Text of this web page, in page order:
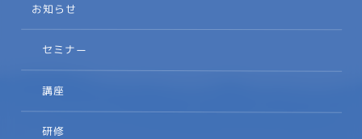
お知らせ
セミナー
講座
研修